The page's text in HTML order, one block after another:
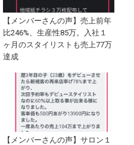
【メンバーさんの声】売上前年
比246%、生産性85万。入社１
ヶ月のスタイリストも売上77万
達成
【メンバーさんの声】サロン１